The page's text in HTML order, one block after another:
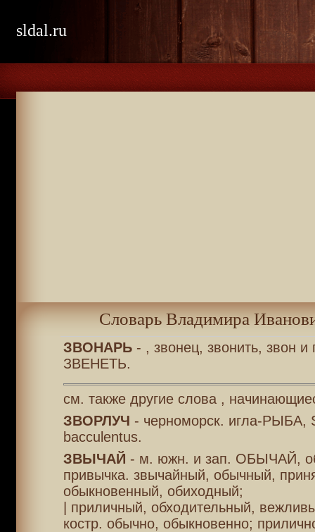
sldal.ru
Словарь Владимира
ЗВОНАРЬ- , звонец, звонить, звон и
ЗВЕНЕТЬ.
см. также другие слова ,
ЗВОРЛУЧ - черноморск. игла-РЫБА,
bacculentus.
ЗВЫЧАЙ - м. южн. и зап. ОБЫЧАЙ,
привычка. звычайный, обычный,
обыкновенный, обиходный;
| приличный, обходительный,
костр. обычно, обыкновенно;